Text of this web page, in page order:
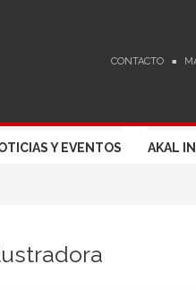
CONTACTO
Y EVENTOS AKAL